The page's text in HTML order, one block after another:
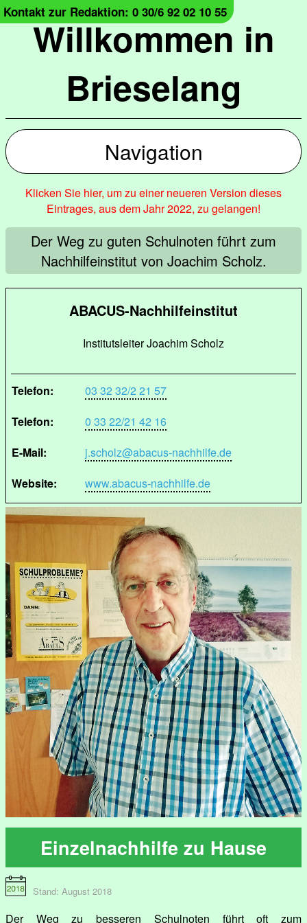
Willkommen in
Brieselang
Kontakt zur Redaktion: 0 30/6 92 02 10 55
Navigation
Klicken Sie hier, um zu einer neueren Version dieses
Eintrages, aus dem Jahr 2022, zu gelangen!
Der Weg zu guten Schulnoten führt zum
Nachhilfeinstitut von Joachim Scholz.
ABACUS-Nachhilfeinstitut
Institutsleiter Joachim Scholz
Telefon:
03 32 32/2 21 57
Telefon:
0 33 22/21 42 16
E-Mail:
j.scholz@abacus-nachhilfe.de
Website:
www.abacus-nachhilfe.de
Einzelnachhilfe zu Hause
Stand: August 2018
Der Weg zu besseren Schulnoten führt oft zum